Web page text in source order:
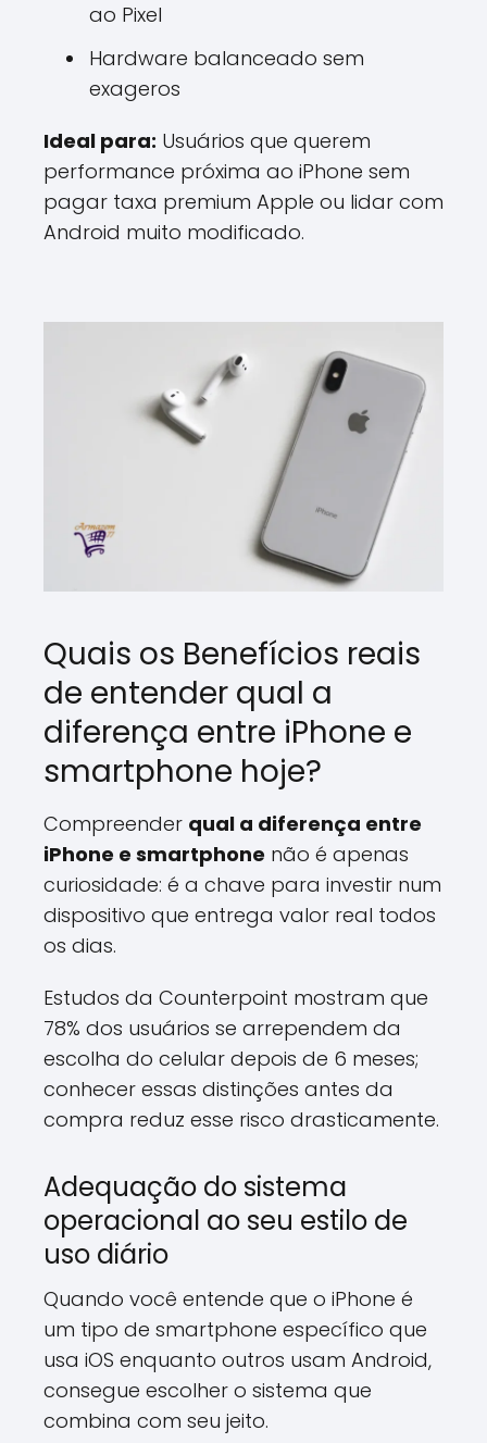
ao Pixel
Hardware balanceado sem
exageros
Ideal para: Usuários que querem
performance próxima ao iPhone sem
pagar taxa premium Apple ou lidar com
Android muito modificado.
Quais os Benefícios reais
de entender qual a
diferença entre iPhone e
smartphone hoje?
Compreender qual a diferença entre
iPhone e smartphone não é apenas
curiosidade: é a chave para investir num
dispositivo que entrega valor real todos
os dias.
Estudos da Counterpoint mostram que
78% dos usuários se arrependem da
escolha do celular depois de 6 meses;
conhecer essas distinções antes da
compra reduz esse risco drasticamente.
Adequação do sistema
operacional ao seu estilo de
uso diário
Quando você entende que o iPhone é
um tipo de smartphone específico que
usa iOS enquanto outros usam Android,
consegue escolher o sistema que
combina com seu jeito.